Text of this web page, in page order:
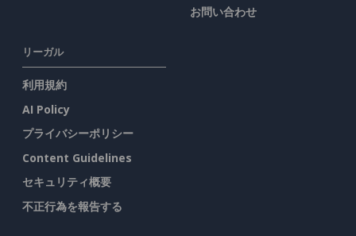
お問い合わせ
リーガル
利用規約
AI Policy
プライバシーポリシー
Content Guidelines
セキュリティ概要
不正行為を報告する